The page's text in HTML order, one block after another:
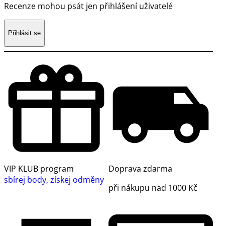
Recenze mohou psát jen přihlášení uživatelé
Přihlásit se
VIP KLUB program
sbírej body, získej odměny
Doprava zdarma
při nákupu nad 1000 Kč